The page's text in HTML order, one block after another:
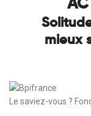
mieux
Le saviez-vous ?